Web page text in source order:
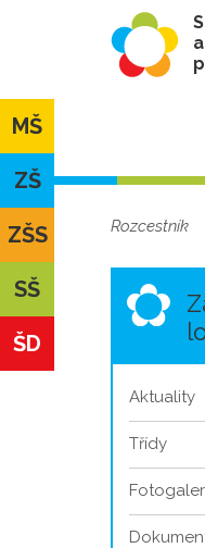
MŠ
ZŠ
ZŠS
SŠ
ŠD
Rozcestník
Aktuality
Třídy